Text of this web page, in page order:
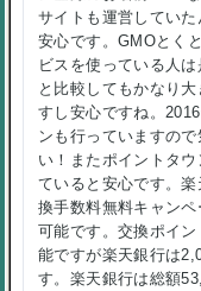
サイトも運営してい
安心です。GMOとく
ビスを使っている人
と比較してもかなり
すし安心ですね。
ンも行っていますの
い！またポイントタ
ていると安心です。
換手数料無料キャン
可能です。交換ポイ
能ですが楽天銀行は
す。楽天銀行は総額